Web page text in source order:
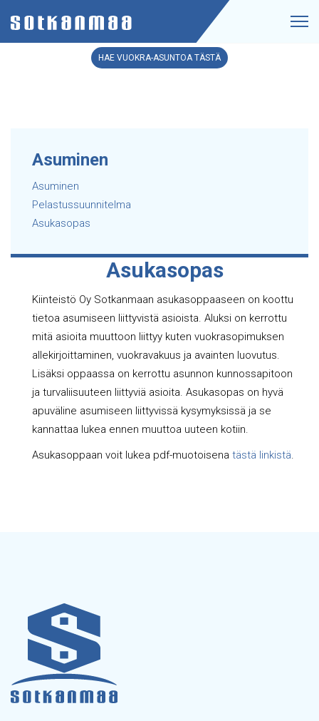
HAE VUOKRA-ASUNTOA TÄSTÄ
Asuminen
Asuminen
Pelastussuunnitelma
Asukasopas
Asukasopas
Kiinteistö Oy Sotkanmaan asukasoppaaseen on koottu
tietoa asumiseen liittyvistä asioista. Aluksi on kerrottu
mitä asioita muuttoon liittyy kuten vuokrasopimuksen
allekirjoittaminen, vuokravakuus ja avainten luovutus.
Lisäksi oppaassa on kerrottu asunnon kunnossapitoon
ja turvaliisuuteen liittyviä asioita. Asukasopas on hyvä
apuväline asumiseen liittyvissä kysymyksissä ja se
kannattaa lukea ennen muuttoa uuteen kotiin.
Asukasoppaan voit lukea pdf-muotoisena tästä linkistä.